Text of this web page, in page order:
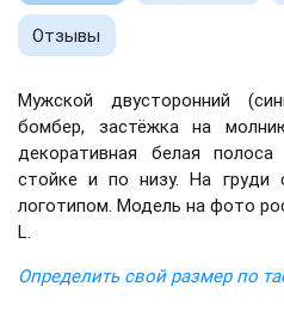
Отзывы
Мужской двусторонний
бомбер, застёжка на
декоративная белая
стойке и по низу. На груди
логотипом. Модель на фото
L.
Определить свой размер по